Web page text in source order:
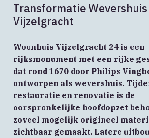
Transformatie Wevershuis
Vijzelgracht
Woonhuis Vijzelgracht 24 is een
rijksmonument met een rijke
dat rond 1670 door Philips
ontworpen als wevershuis.
restauratie en renovatie is de
oorspronkelijke hoofdopzet
zoveel mogelijk origineel
zichtbaar gemaakt. Latere